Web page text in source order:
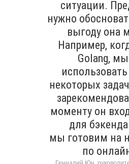
ситуации.
нужно
выгоду она
Например,
Golang,
некоторых
моменту он
для
мы готовим на
по